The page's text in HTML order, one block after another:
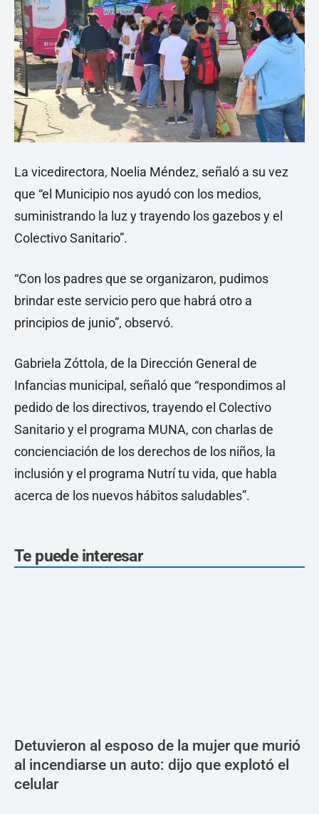
La vicedirectora, Noelia Méndez, señaló a su vez
que “el Municipio nos ayudó con los medios,
suministrando la luz y trayendo los gazebos y el
Colectivo Sanitario”.
“Con los padres que se organizaron, pudimos
brindar este servicio pero que habrá otro a
principios de junio”, observó.
Gabriela Zóttola, de la Dirección General de
Infancias municipal, señaló que “respondimos al
pedido de los directivos, trayendo el Colectivo
Sanitario y el programa MUNA, con charlas de
concienciación de los derechos de los niños, la
inclusión y el programa Nutrí tu vida, que habla
acerca de los nuevos hábitos saludables”.
Te puede interesar
Detuvieron al esposo de la mujer que murió
al incendiarse un auto: dijo que explotó el
celular